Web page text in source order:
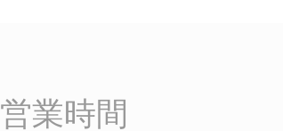
営業時間